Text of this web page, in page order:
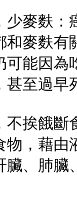
麩：癌
和麥麩有
可能因為
甚至過早
餓斷食
物，藉由
臟、肺臟